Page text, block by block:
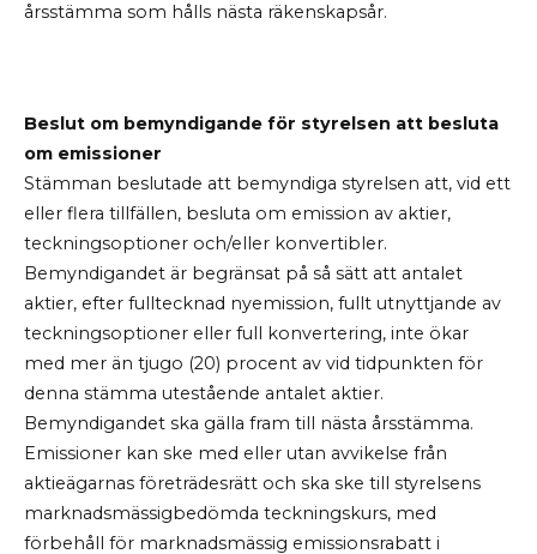
årsstämma som hålls nästa räkenskapsår.
Beslut om bemyndigande för styrelsen att besluta
om emissioner
Stämman beslutade att bemyndiga styrelsen att, vid ett
eller flera tillfällen, besluta om emission av aktier,
teckningsoptioner och/eller konvertibler.
Bemyndigandet är begränsat på så sätt att antalet
aktier, efter fulltecknad nyemission, fullt utnyttjande av
teckningsoptioner eller full konvertering, inte ökar
med mer än tjugo (20) procent av vid tidpunkten för
denna stämma utestående antalet aktier.
Bemyndigandet ska gälla fram till nästa årsstämma.
Emissioner kan ske med eller utan avvikelse från
aktieägarnas företrädesrätt och ska ske till styrelsens
marknadsmässigbedömda teckningskurs, med
förbehåll för marknadsmässig emissionsrabatt i